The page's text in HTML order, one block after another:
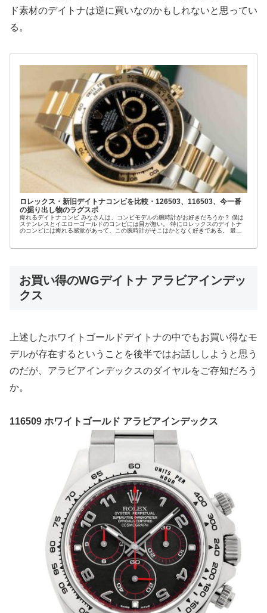
ド素材のデイトナは逆に買いなのかもしれないと思ってい
る。
ロレックス・新旧デイトナコンビを比較・126503、116503、今一番
の掘り出し物のラグスポ
痺れるデイトナコンビ みなさんは、コンビモデルの腕時計がお好きだろうか？ 僕は
ステンレスとイエローゴールドのコンビには目が無い。 特にロレックスのデイトナ
のコンビには痺れる感覚があって、この腕時計がそこはかとなく好きである。 最近
お買い得のWGデイトナ アラビアインデッ
クス
上述したホワイトゴールドデイトナの中でもお買い得なモ
デルが存在するということを後半ではお話ししようと思う
のだが、アラビアインデックスのダイヤルをご存知だろう
か。
116509 ホワイトゴールド アラビアインデックス